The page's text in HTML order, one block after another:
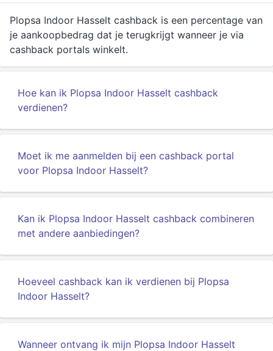
Plopsa Indoor Hasselt cashback is een percentage van
je aankoopbedrag dat je terugkrijgt wanneer je via
cashback portals winkelt.
Hoe kan ik Plopsa Indoor Hasselt cashback
verdienen?
Moet ik me aanmelden bij een cashback portal
voor Plopsa Indoor Hasselt?
Kan ik Plopsa Indoor Hasselt cashback combineren
met andere aanbiedingen?
Hoeveel cashback kan ik verdienen bij Plopsa
Indoor Hasselt?
Wanneer ontvang ik mijn Plopsa Indoor Hasselt